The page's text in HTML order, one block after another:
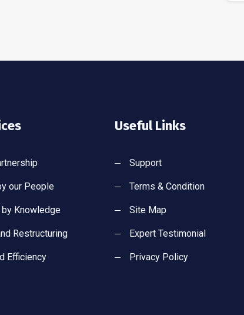
our People
Knowledge
Restructuring
Efficiency
Useful Links
Support
Terms & Condition
Site Map
Expert Testimonial
Privacy Policy